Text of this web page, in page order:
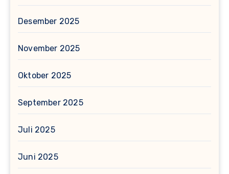
Desember 2025
November 2025
Oktober 2025
September 2025
Juli 2025
Juni 2025